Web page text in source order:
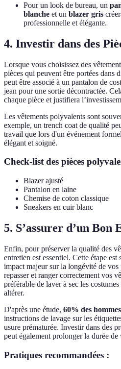
Pour un look de bureau, un
blanche et un blazer gris
professionnelle et élégante.
4. Investir dans des
Lorsque vous choisissez des
pièces qui peuvent être portées dans
peut être associé à un pantalon de
jean pour une sortie décontractée.
chaque pièce et justifiera
Les vêtements polyvalents sont
exemple, un trench coat de qualité
travail que lors d'un événement
élégant et soigné.
Check-list des pièces
Blazer ajusté
Pantalon en laine
Chemise de coton classique
Sneakers en cuir blanc
5. S’assurer d’un Bon
Enfin, pour préserver la qualité des
entretien est essentiel. Cette étape
impact majeur sur la longévité de vos
repasser et ranger correctement vos
préférable de laver à sec les
altérer.
D'après une étude, 60% des hommes
instructions de lavage sur les
usure prématurée. Investir dans des
peut également prolonger la durée de
Pratiques recommandées :